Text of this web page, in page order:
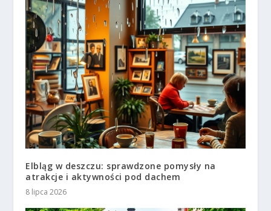
Elbląg w deszczu: sprawdzone pomysły na
atrakcje i aktywności pod dachem
8 lipca 2026